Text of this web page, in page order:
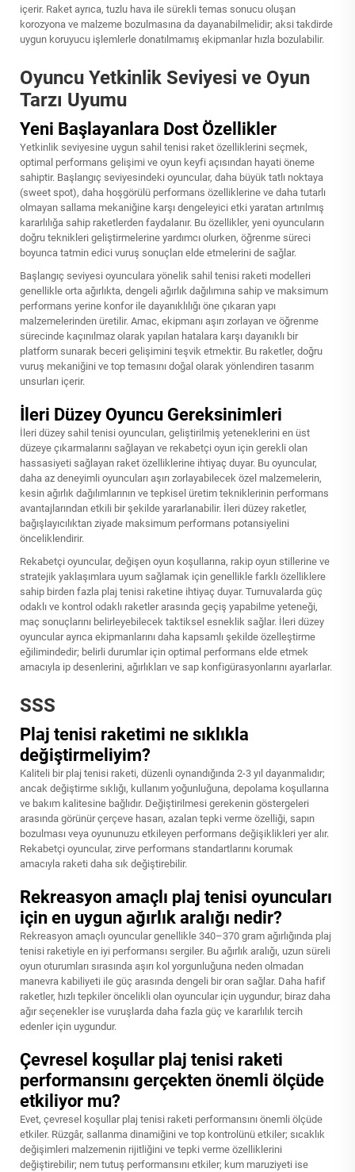
içerir. Raket ayrıca, tuzlu hava ile sürekli temas sonucu oluşan
korozyona ve malzeme bozulmasına da dayanabilmelidir; aksi takdirde
uygun koruyucu işlemlerle donatılmamış ekipmanlar hızla bozulabilir.
Oyuncu Yetkinlik Seviyesi ve Oyun
Tarzı Uyumu
Yeni Başlayanlara Dost Özellikler
Yetkinlik seviyesine uygun sahil tenisi raket özelliklerini seçmek,
optimal performans gelişimi ve oyun keyfi açısından hayati öneme
sahiptir. Başlangıç seviyesindeki oyuncular, daha büyük tatlı noktaya
(sweet spot), daha hoşgörülü performans özelliklerine ve daha tutarlı
olmayan sallama mekaniğine karşı dengeleyici etki yaratan artırılmış
kararlılığa sahip raketlerden faydalanır. Bu özellikler, yeni oyuncuların
doğru teknikleri geliştirmelerine yardımcı olurken, öğrenme süreci
boyunca tatmin edici vuruş sonuçları elde etmelerini de sağlar.
Başlangıç seviyesi oyunculara yönelik sahil tenisi raketi modelleri
genellikle orta ağırlıkta, dengeli ağırlık dağılımına sahip ve maksimum
performans yerine konfor ile dayanıklılığı öne çıkaran yapı
malzemelerinden üretilir. Amac, ekipmanı aşırı zorlayan ve öğrenme
sürecinde kaçınılmaz olarak yapılan hatalara karşı dayanıklı bir
platform sunarak beceri gelişimini teşvik etmektir. Bu raketler, doğru
vuruş mekaniğini ve top temasını doğal olarak yönlendiren tasarım
unsurları içerir.
İleri Düzey Oyuncu Gereksinimleri
İleri düzey sahil tenisi oyuncuları, geliştirilmiş yeteneklerini en üst
düzeye çıkarmalarını sağlayan ve rekabetçi oyun için gerekli olan
hassasiyeti sağlayan raket özelliklerine ihtiyaç duyar. Bu oyuncular,
daha az deneyimli oyuncuları aşırı zorlayabilecek özel malzemelerin,
kesin ağırlık dağılımlarının ve tepkisel üretim tekniklerinin performans
avantajlarından etkili bir şekilde yararlanabilir. İleri düzey raketler,
bağışlayıcılıktan ziyade maksimum performans potansiyelini
önceliklendirir.
Rekabetçi oyuncular, değişen oyun koşullarına, rakip oyun stillerine ve
stratejik yaklaşımlara uyum sağlamak için genellikle farklı özelliklere
sahip birden fazla plaj tenisi raketine ihtiyaç duyar. Turnuvalarda güç
odaklı ve kontrol odaklı raketler arasında geçiş yapabilme yeteneği,
maç sonuçlarını belirleyebilecek taktiksel esneklik sağlar. İleri düzey
oyuncular ayrıca ekipmanlarını daha kapsamlı şekilde özelleştirme
eğilimindedir; belirli durumlar için optimal performans elde etmek
amacıyla ip desenlerini, ağırlıkları ve sap konfigürasyonlarını ayarlarlar.
SSS
Plaj tenisi raketimi ne sıklıkla
değiştirmeliyim?
Kaliteli bir plaj tenisi raketi, düzenli oynandığında 2-3 yıl dayanmalıdır;
ancak değiştirme sıklığı, kullanım yoğunluğuna, depolama koşullarına
ve bakım kalitesine bağlıdır. Değiştirilmesi gerekenin göstergeleri
arasında görünür çerçeve hasarı, azalan tepki verme özelliği, sapın
bozulması veya oyununuzu etkileyen performans değişiklikleri yer alır.
Rekabetçi oyuncular, zirve performans standartlarını korumak
amacıyla raketi daha sık değiştirebilir.
Rekreasyon amaçlı plaj tenisi oyuncuları
için en uygun ağırlık aralığı nedir?
Rekreasyon amaçlı oyuncular genellikle 340–370 gram ağırlığında plaj
tenisi raketiyle en iyi performansı sergiler. Bu ağırlık aralığı, uzun süreli
oyun oturumları sırasında aşırı kol yorgunluğuna neden olmadan
manevra kabiliyeti ile güç arasında dengeli bir oran sağlar. Daha hafif
raketler, hızlı tepkiler öncelikli olan oyuncular için uygundur; biraz daha
ağır seçenekler ise vuruşlarda daha fazla güç ve kararlılık tercih
edenler için uygundur.
Çevresel koşullar plaj tenisi raketi
performansını gerçekten önemli ölçüde
etkiliyor mu?
Evet, çevresel koşullar plaj tenisi raketi performansını önemli ölçüde
etkiler. Rüzgâr, sallanma dinamiğini ve top kontrolünü etkiler; sıcaklık
değişimleri malzemenin rijitliğini ve tepki verme özelliklerini
değiştirebilir; nem tutuş performansını etkiler; kum maruziyeti ise